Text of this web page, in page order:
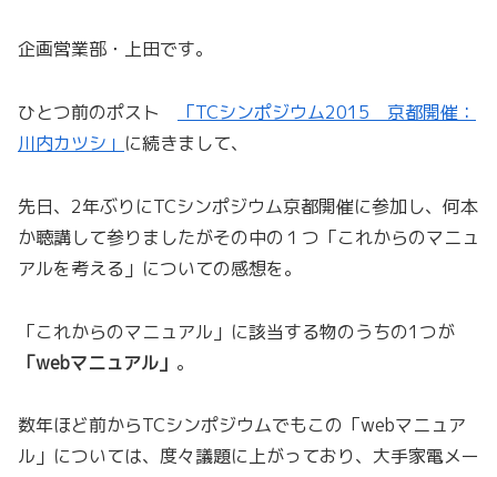
企画営業部・上田です。
ひとつ前のポスト
「TCシンポジウム2015 京都開催：
川内カツシ」 に続きまして、
先日、2年ぶりにTCシンポジウム京都開催に参加し、何本
か聴講して参りましたがその中の１つ「これからのマニュ
アルを考える」についての感想を。
「これからのマニュアル」に該当する物のうちの1つが
「webマニュアル」 。
数年ほど前からTCシンポジウムでもこの「webマニュア
ル」については、度々議題に上がっており、大手家電メー